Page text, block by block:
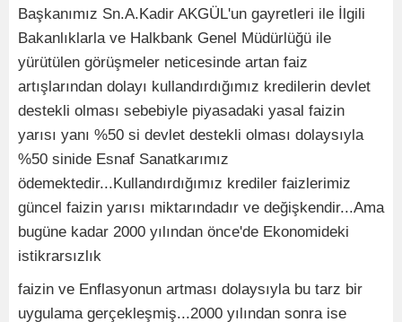
Başkanımız Sn.A.Kadir AKGÜL'un gayretleri ile İlgili
Bakanlıklarla ve Halkbank Genel Müdürlüğü ile
yürütülen görüşmeler neticesinde artan faiz
artışlarından dolayı kullandırdığımız kredilerin devlet
destekli olması sebebiyle piyasadaki yasal faizin
yarısı yanı %50 si devlet destekli olması dolaysıyla
%50 sinide Esnaf Sanatkarımız
ödemektedir...Kullandırdığımız krediler faizlerimiz
güncel faizin yarısı miktarındadır ve değişkendir...Ama
bugüne kadar 2000 yılından önce'de Ekonomideki
istikrarsızlık
faizin ve Enflasyonun artması dolaysıyla bu tarz bir
uygulama gerçekleşmiş...2000 yılından sonra ise